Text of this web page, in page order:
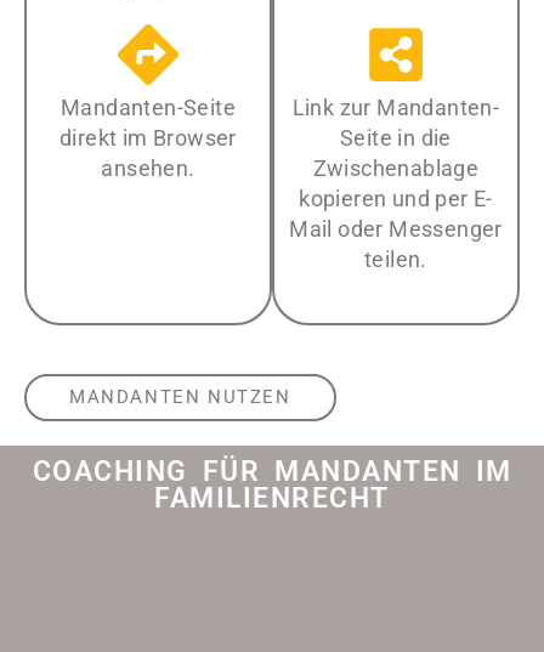
Mandanten-Seite
direkt im Browser
ansehen.
Link zur Mandanten-
Seite in die
Zwischenablage
kopieren und per E-
Mail oder Messenger
teilen.
MANDANTEN NUTZEN
COACHING FÜR MANDANTEN IM
FAMILIENRECHT